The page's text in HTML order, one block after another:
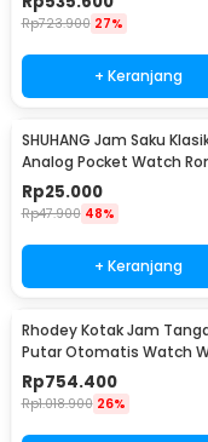
Rp723.900 27%
+ Keranjang
SHUHANG Jam Saku
Analog Pocket Watch
Steampunk - PJX1596
Rp25.000
Rp47.900 48%
+ Keranjang
Rhodey Kotak Jam
Putar Otomatis Watch
LED 6 Slot - SKW168
Rp754.400
Rp1.018.900 26%